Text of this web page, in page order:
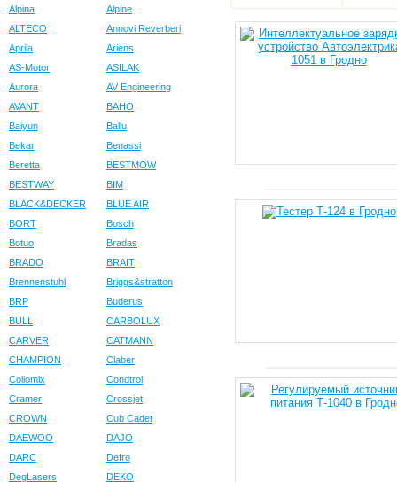
Alpina
Alpine
ALTECO
Annovi Reverberi
Aprila
Ariens
AS-Motor
ASILAK
Aurora
AV Engineering
AVANT
BAHO
Baiyun
Ballu
Bekar
Benassi
Beretta
BESTMOW
BESTWAY
BIM
BLACK&DECKER
BLUE AIR
BORT
Bosch
Botuo
Bradas
BRADO
BRAIT
Brennenstuhl
Briggs&stratton
BRP
Buderus
BULL
CARBOLUX
CARVER
CATMANN
CHAMPION
Claber
Collomix
Condtrol
Cramer
Crossjet
CROWN
Cub Cadet
DAEWOO
DAJO
DARC
Defro
DegLasers
DEKO